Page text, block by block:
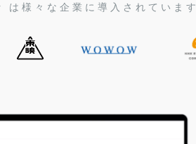
様々な企業に導入されています